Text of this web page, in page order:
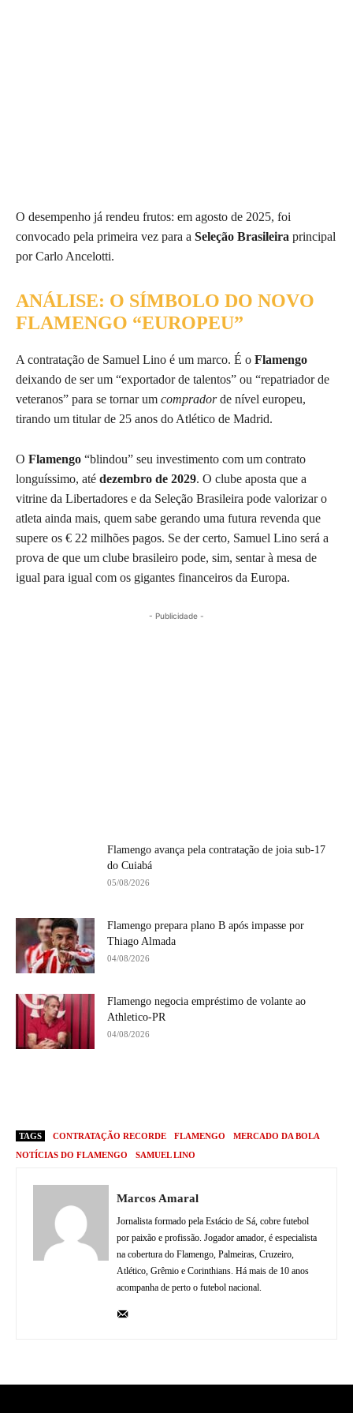
O desempenho já rendeu frutos: em agosto de 2025, foi
convocado pela primeira vez para a Seleção Brasileira principal
por Carlo Ancelotti.
ANÁLISE: O SÍMBOLO DO NOVO
FLAMENGO “EUROPEU”
A contratação de Samuel Lino é um marco. É o Flamengo
deixando de ser um “exportador de talentos” ou “repatriador de
veteranos” para se tornar um compradorde nível europeu,
tirando um titular de 25 anos do Atlético de Madrid.
O Flamengo “blindou” seu investimento com um contrato
longuíssimo, até dezembro de 2029. O clube aposta que a
vitrine da Libertadores e da Seleção Brasileira pode valorizar o
atleta ainda mais, quem sabe gerando uma futura revenda que
supere os € 22 milhões pagos. Se der certo, Samuel Lino será a
prova de que um clube brasileiro pode, sim, sentar à mesa de
igual para igual com os gigantes financeiros da Europa.
- Publicidade -
Flamengo avança pela contratação de joia sub-17
do Cuiabá
05/08/2026
Flamengo prepara plano B após impasse por
Thiago Almada
04/08/2026
Flamengo negocia empréstimo de volante ao
Athletico-PR
04/08/2026
TAGS CONTRATAÇÃO RECORDE FLAMENGO
MERCADO DA BOLA
NOTÍCIAS DO FLAMENGO
SAMUEL LINO
Marcos Amaral
Jornalista formado pela Estácio de Sá, cobre futebol
por paixão e profissão. Jogador amador, é especialista
na cobertura do Flamengo, Palmeiras, Cruzeiro,
Atlético, Grêmio e Corinthians. Há mais de 10 anos
acompanha de perto o futebol nacional.